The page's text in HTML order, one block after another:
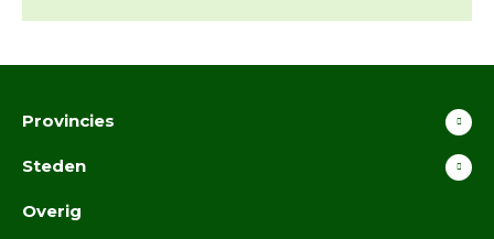
Provincies
Steden
Overig